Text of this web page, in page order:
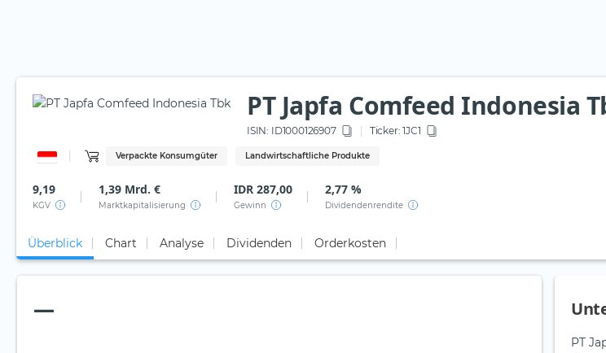
PT Japfa Comfeed Indonesia
ISIN: ID1000126907 Ticker: 1JC1
Verpackte Konsumgüter Landwirtschaftliche Produkte
9,19
KGV
1,39 Mrd. €
Marktkapitalisierung
IDR 287,00
Gewinn
2,77 %
Dividendenrendite
Überblick Chart Analyse Dividenden Orderkosten
—
PT